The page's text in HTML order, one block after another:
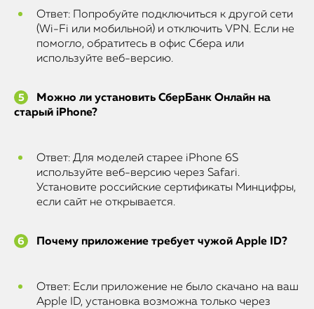
Ответ: Попробуйте подключиться к другой сети
(Wi-Fi или мобильной) и отключить VPN. Если не
помогло, обратитесь в офис Сбера или
используйте веб-версию.
Можно ли установить СберБанк Онлайн на
старый iPhone?
Ответ: Для моделей старее iPhone 6S
используйте веб-версию через Safari.
Установите российские сертификаты Минцифры,
если сайт не открывается.
Почему приложение требует чужой Apple ID?
Ответ: Если приложение не было скачано на ваш
Apple ID, установка возможна только через